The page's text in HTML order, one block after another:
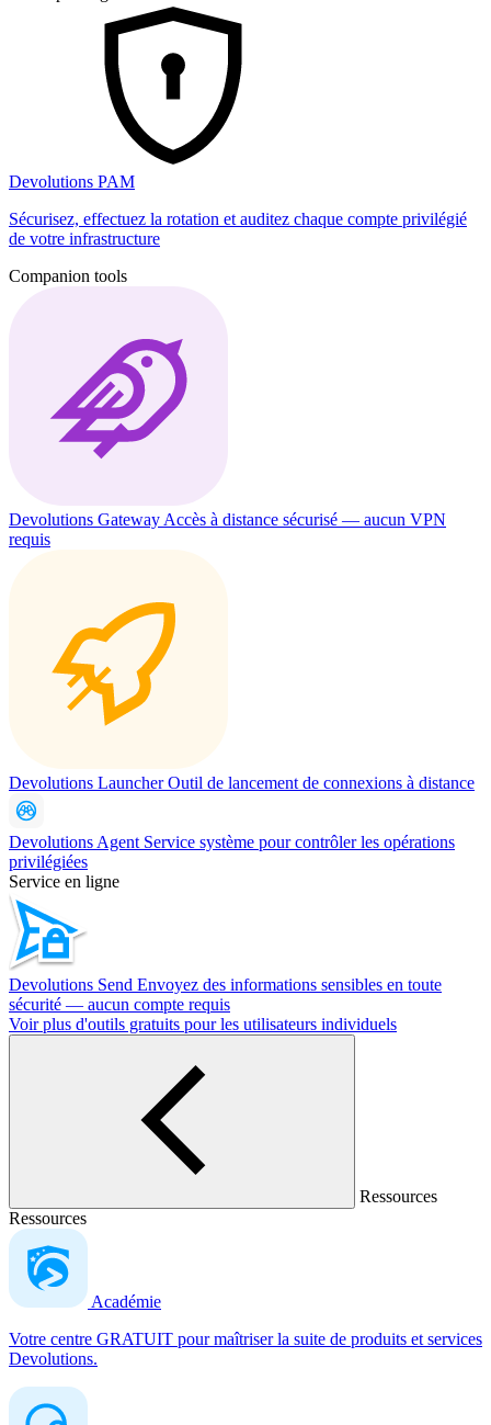
Devolutions PAM
Sécurisez, effectuez la rotation et auditez chaque compte privilégié
de votre infrastructure
Companion tools
Devolutions Gateway Accès à distance sécurisé — aucun VPN
requis
Devolutions LauncherOutil de lancement de connexions à distance
Devolutions Agent Service système pour contrôler les opérations
privilégiées
Service en ligne
Devolutions Send Envoyez des informations sensibles en toute
sécurité — aucun compte requis
Voir plus d'outils gratuits pour les utilisateurs individuels
Ressources
Ressources
Académie
Votre centre GRATUIT pour maîtriser la suite de produits et services
Devolutions.